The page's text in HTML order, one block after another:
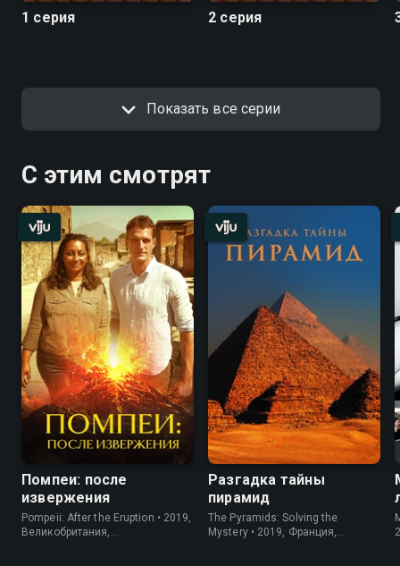
1 серия 2 серия
Показать все серии
С этим смотрят
Помпеи: после
извержения
Pompeii: After the Eruption • 2019,
Великобритания,
Разгадка тайны
пирамид
The Pyramids: Solving the
Mystery • 2019, Франция,